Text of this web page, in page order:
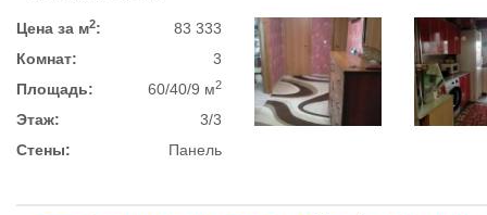
Цена за м2:
83 333
Комнат:
3
Площадь:
60/40/9 м2
Этаж:
3/3
Стены:
Панель